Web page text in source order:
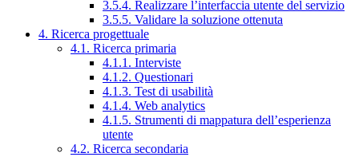
3.5.4. Realizzare l’interfaccia utente del servizio
3.5.5. Validare la soluzione ottenuta
4. Ricerca progettuale
4.1. Ricerca primaria
4.1.1. Interviste
4.1.2. Questionari
4.1.3. Test di usabilità
4.1.4. Web analytics
4.1.5. Strumenti di mappatura dell’esperienza
utente
4.2. Ricerca secondaria